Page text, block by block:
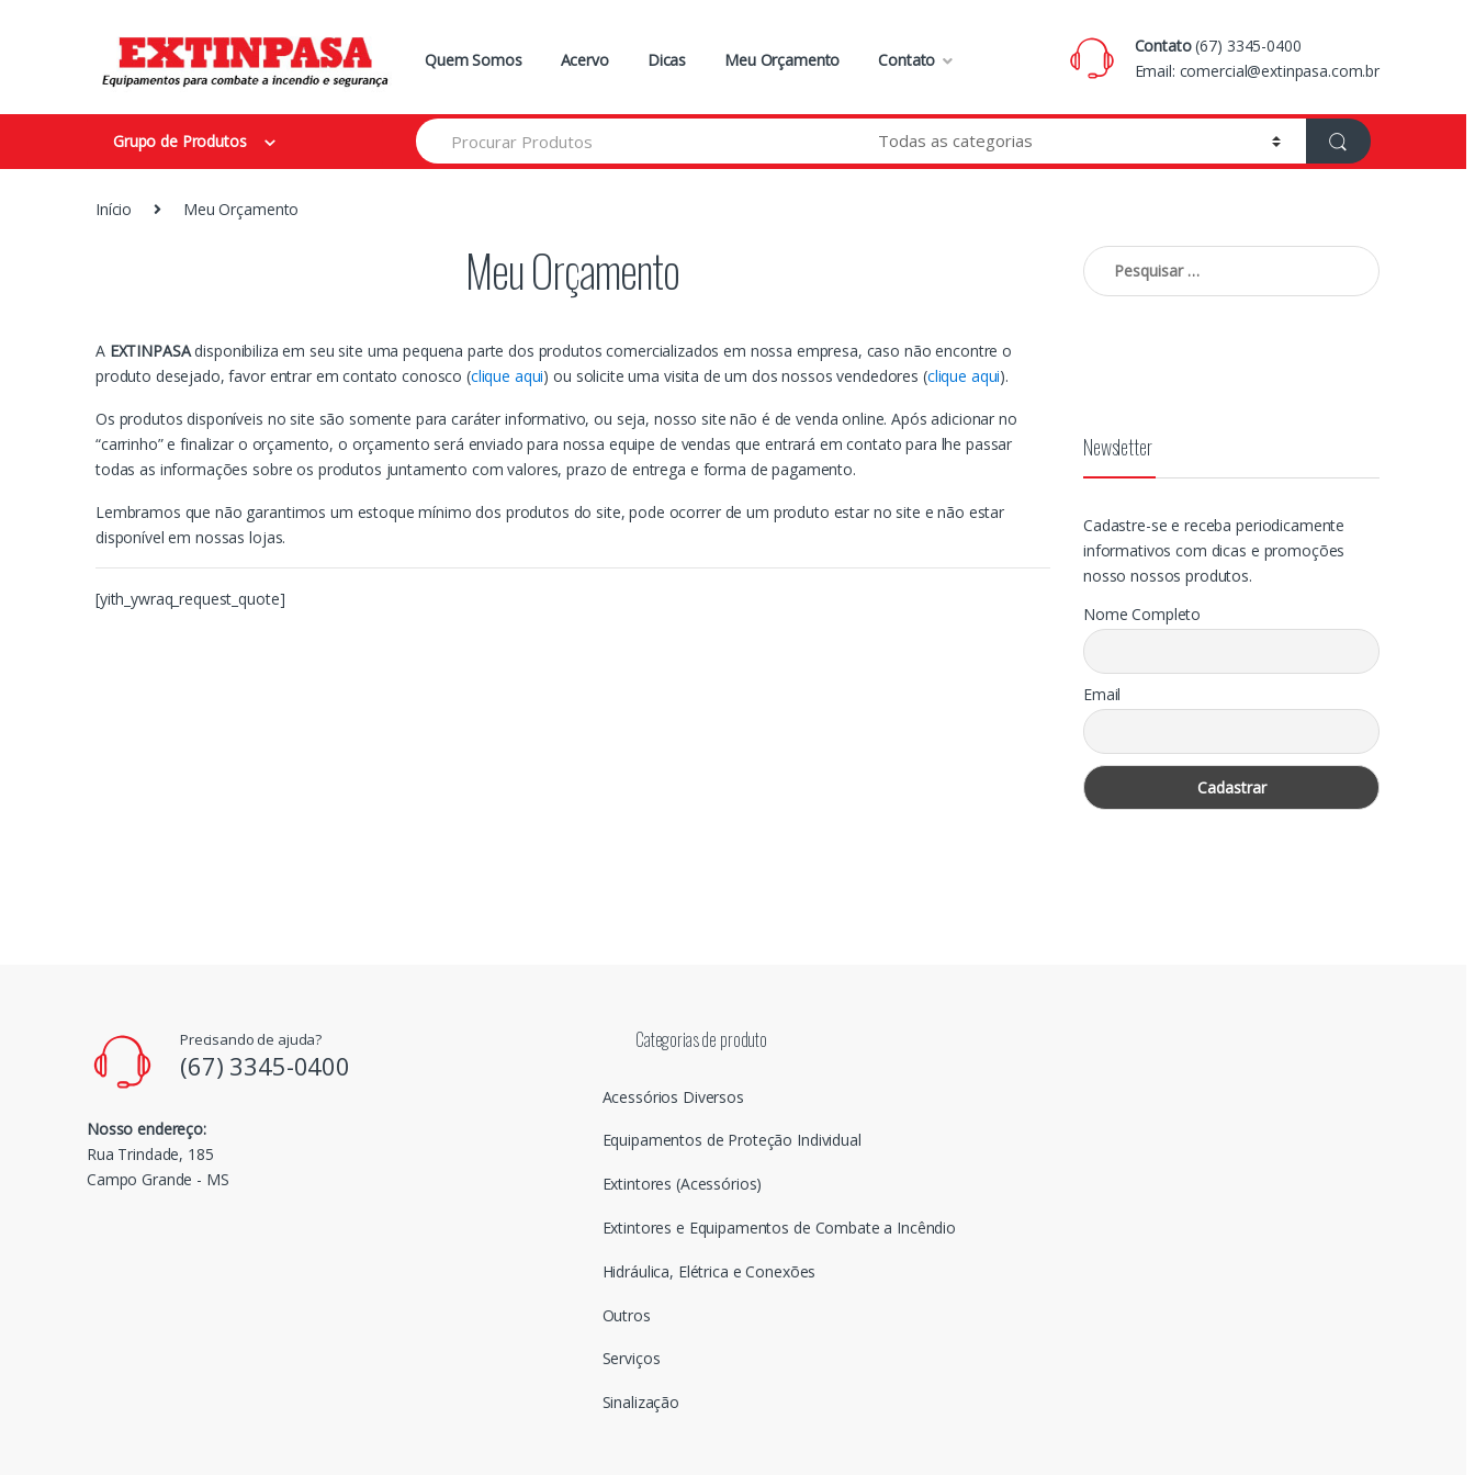
Quem Somos Acervo Dicas Meu Orçamento Contato
Contato(67) 3345-0400
Email: comercial@extinpasa.com.br
Grupo de Produtos
Search
for:
Início Meu Orçamento
Meu Orçamento
A EXTINPASAdisponibiliza em seu site uma pequena parte dos produtos comercializados em nossa empresa, caso não encontre o
produto desejado, favor entrar em contato conosco (clique aqui) ou solicite uma visita de um dos nossos vendedores (clique aqui).
Os produtos disponíveis no site são somente para caráter informativo, ou seja, nosso site não é de venda online. Após adicionar no
“carrinho” e finalizar o orçamento, o orçamento será enviado para nossa equipe de vendas que entrará em contato para lhe passar
todas as informações sobre os produtos juntamento com valores, prazo de entrega e forma de pagamento.
Lembramos que não garantimos um estoque mínimo dos produtos do site, pode ocorrer de um produto estar no site e não estar
disponível em nossas lojas.
[yith_ywraq_request_quote]
Pesquisar
por:
Newsletter
Cadastre-se e receba periodicamente
informativos com dicas e promoções
nosso nossos produtos.
Nome Completo
Email
Precisando de ajuda?
(67) 3345-0400
Nosso endereço:
Rua Trindade, 185
Campo Grande - MS
Categorias de produto
Acessórios Diversos
Equipamentos de Proteção Individual
Extintores (Acessórios)
Extintores e Equipamentos de Combate a Incêndio
Hidráulica, Elétrica e Conexões
Outros
Serviços
Sinalização